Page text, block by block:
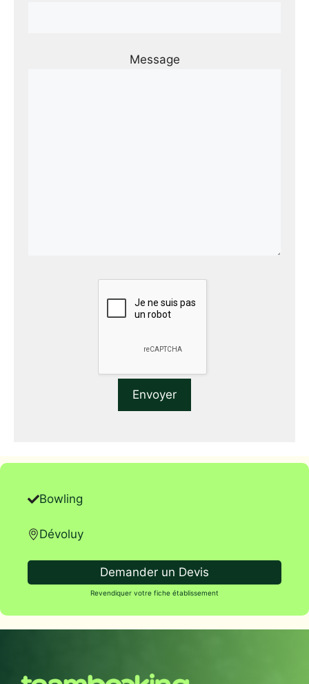
Message
Bowling
Dévoluy
Demander un Devis
Revendiquer votre fiche établissement